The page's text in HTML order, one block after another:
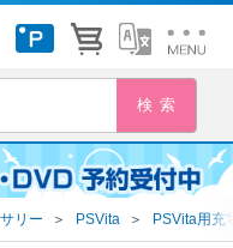
リー ＞ PSVita ＞ PSVita用充